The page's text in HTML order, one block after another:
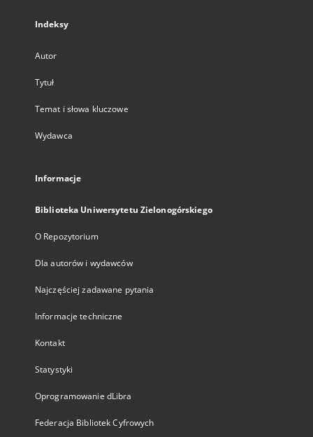
Indeksy
Autor
Tytuł
Temat i słowa kluczowe
Wydawca
Informacje
Biblioteka Uniwersytetu Zielonogórskiego
O Repozytorium
Dla autorów i wydawców
Najczęściej zadawane pytania
Informacje techniczne
Kontakt
Statystyki
Oprogramowanie dLibra
Federacja Bibliotek Cyfrowych